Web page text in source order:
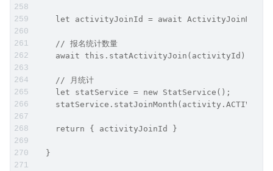
let activityJoinId = await
    // 报名统计数量
    await this.statActivityJoin(activityId);
    // 月统计
    let statService = new StatService();
    return { activityJoinId }
  }